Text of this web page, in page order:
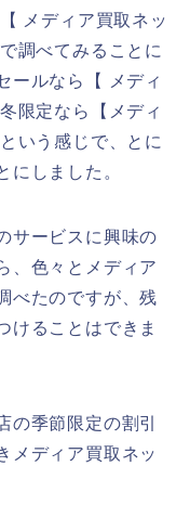
メディア買取ネッ
調べてみることに
ールなら【 メディ
限定なら【メディ
いう感じで、とに
にしました。
サービスに興味の
、色々とメディア
べたのですが、残
けることはできま
の季節限定の割引
メディア買取ネッ